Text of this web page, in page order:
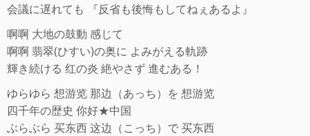
会議に遅れても 『反省も後悔もしてねぇあるよ』
啊啊 大地の鼓動 感じて
啊啊 翡翠(ひすい)の奥に よみがえる軌跡
輝き続ける 红の炎 絶やさず 進むある！
ゆらゆら 想游览 那边（あっち）を 想游览
四千年の歴史 你好★中国
ぶらぶら 买东西 这边（こっち）で 买东西